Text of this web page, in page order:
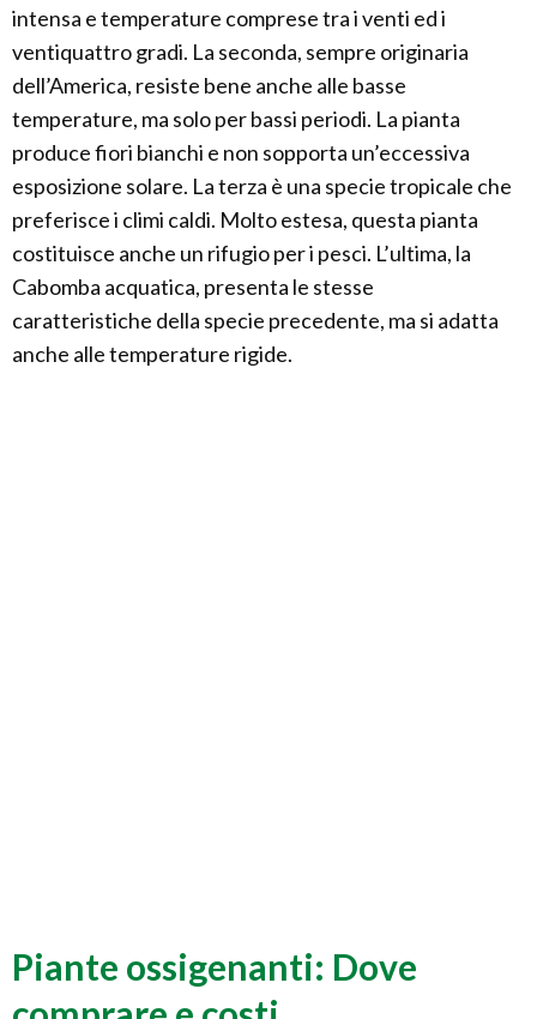
intensa e temperature comprese tra i venti ed i
ventiquattro gradi. La seconda, sempre originaria
dell’America, resiste bene anche alle basse
temperature, ma solo per bassi periodi. La pianta
produce fiori bianchi e non sopporta un’eccessiva
esposizione solare. La terza è una specie tropicale che
preferisce i climi caldi. Molto estesa, questa pianta
costituisce anche un rifugio per i pesci. L’ultima, la
Cabomba acquatica, presenta le stesse
caratteristiche della specie precedente, ma si adatta
anche alle temperature rigide.
Piante ossigenanti: Dove